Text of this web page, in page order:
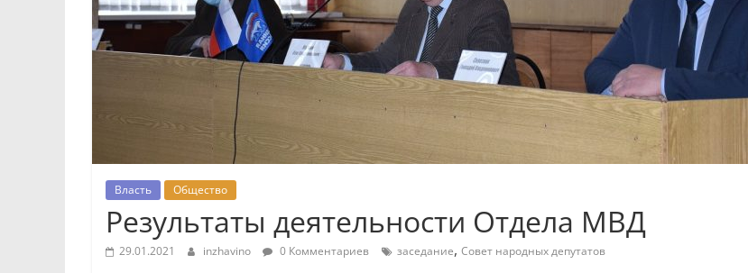
Власть Общество
Результаты деятельности Отдела МВД
29.01.2021 inzhavino 0 Комментариев заседание, Совет народных депутатов